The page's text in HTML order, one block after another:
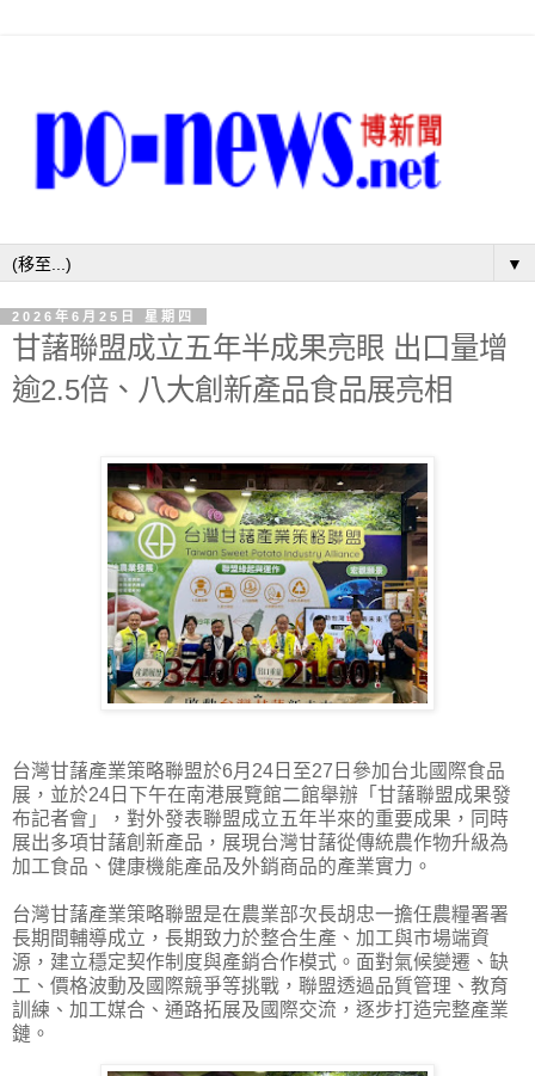
▼
2026年6月25日 星期四
甘藷聯盟成立五年半成果亮眼 出口量增
逾2.5倍、八大創新產品食品展亮相
台灣甘藷產業策略聯盟於6月24日至27日參加台北國際食品
展，並於24日下午在南港展覽館二館舉辦「甘藷聯盟成果發
布記者會」，對外發表聯盟成立五年半來的重要成果，同時
展出多項甘藷創新產品，展現台灣甘藷從傳統農作物升級為
加工食品、健康機能產品及外銷商品的產業實力。
台灣甘藷產業策略聯盟是在農業部次長胡忠一擔任農糧署署
長期間輔導成立，長期致力於整合生產、加工與市場端資
源，建立穩定契作制度與產銷合作模式。面對氣候變遷、缺
工、價格波動及國際競爭等挑戰，聯盟透過品質管理、教育
訓練、加工媒合、通路拓展及國際交流，逐步打造完整產業
鏈。